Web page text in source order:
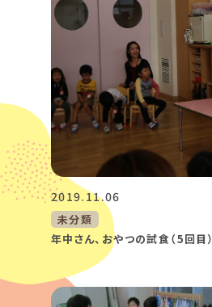
2019.11.06
未分類
年中さん、おやつの試食（5回目）